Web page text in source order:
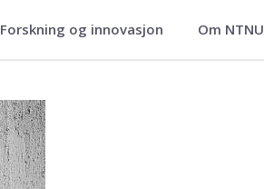
Forskning og innovasjon Om NTNU